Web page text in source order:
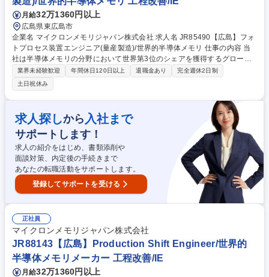
界的半導体メモリメーカー/福利厚生◎
月給32万1360円以上
広島県東広島市
企業名 マイクロンメモリジャパン株式会社 求人名 JR85490【広島】フォ
トプロセス装置エンジニア(量産製造)/世界的半導体メモリ 仕事の内容 当
社は半導体メモリの分野において世界第3位のシェアを獲得するグローバ
ルメーカーです。今回は、そんな当社のHVM EE CVDエンジニアリングと
して、下記の業務をお任せ致します。 【詳細】■プロセス条件と技術の確
立および改善 ■プロセス能力の向上と生産コストの削減 ■プロセス管理プ
ロジェクトの確立と修正 ■各種半導体装置のプロセスパラメータ設定 ■新
規装置/材料の評価、導入促進、計画立案 ■不具合分析と改善 募集職種 JR
85490【広島】フォトプロセス装置エンジニア(量産製造)/世界的半導体メ
モリ
業界未経験歓迎 年間休日120日以上 退職金あり
完全週休2日制
土日祝休み
求人探しから 入社まで
サポートします！
求人の紹介をはじめ、書類添削や
面談対策、内定後の手続きまで
あなたの転職活動をサポートします。
登録してサポートを受ける
正社員
マイクロンメモリジャパン株式会社
JR88143【広島】Production Shift Engineer/世界的
半導体メモリメーカー 工程改善/IE
月給32万1360円以上